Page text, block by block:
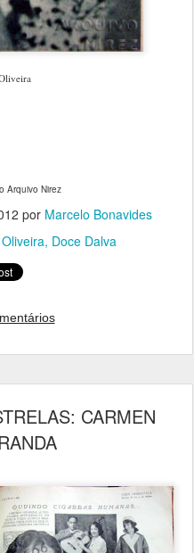
Arquivo Nirez
por Marcelo Bonavides
Doce Dalva
CARMEN